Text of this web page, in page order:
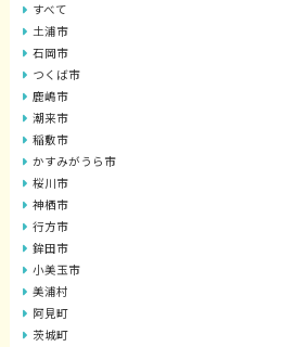
すべて
土浦市
石岡市
つくば市
鹿嶋市
潮来市
稲敷市
かすみがうら市
桜川市
神栖市
行方市
鉾田市
小美玉市
美浦村
阿見町
茨城町